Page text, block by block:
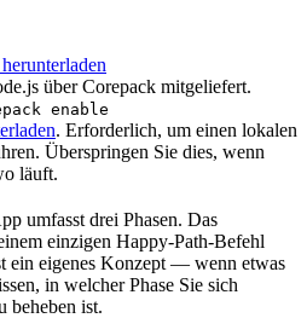
über Corepack mitgeliefert.
enable
. Erforderlich, um einen lokalen
Überspringen Sie dies, wenn
läuft.
umfasst drei Phasen. Das
einzigen Happy-Path-Befehl
ein eigenes Konzept — wenn etwas
in welcher Phase Sie sich
beheben ist.